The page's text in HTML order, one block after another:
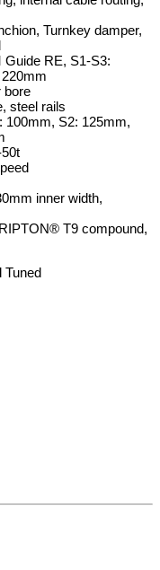
Turnkey damper,
RE, S1-S3:
bore
steel rails
100mm, S2: 125mm,
inner width,
T9 compound,
Tuned